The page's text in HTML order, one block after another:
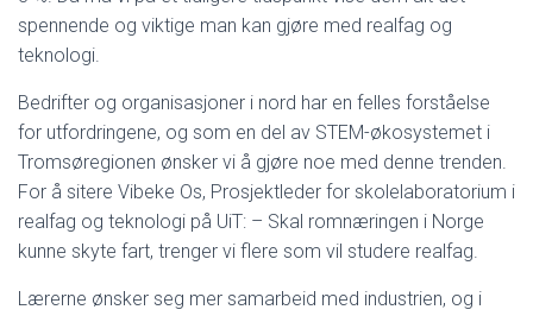
spennende og viktige man kan gjøre med realfag og
teknologi.
Bedrifter og organisasjoner i nord har en felles forståelse
for utfordringene, og som en del av STEM-økosystemet i
Tromsøregionen ønsker vi å gjøre noe med denne trenden.
For å sitere Vibeke Os, Prosjektleder for skolelaboratorium i
realfag og teknologi på UiT: – Skal romnæringen i Norge
kunne skyte fart, trenger vi flere som vil studere realfag.
Lærerne ønsker seg mer samarbeid med industrien, og i